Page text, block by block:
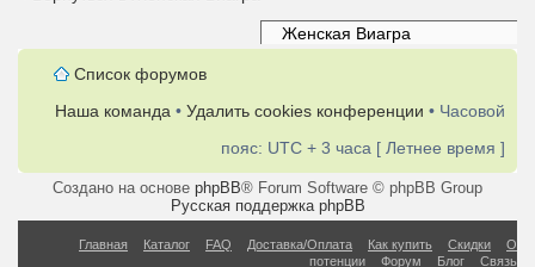
Список форумов
Наша команда • Удалить cookies конференции • Часовой
пояс: UTC + 3 часа [ Летнее время ]
Создано на основе phpBB® Forum Software © phpBB Group
Русская поддержка phpBB
Главная Каталог FAQ Доставка/Оплата Как купить Скидки
О
потенции
Форум Блог Связь